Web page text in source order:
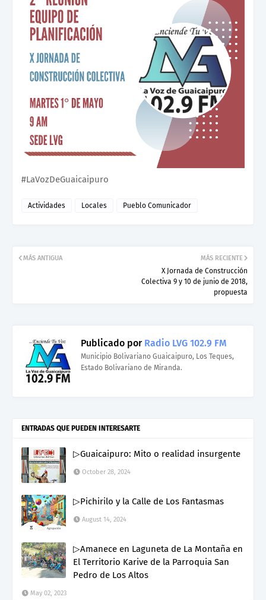
#LaVozDeGuaicaipuro
Actividades Locales Pueblo Comunicador
MÁS RECIENTE
X Jornada de Construcción
Colectiva 9 y 10 de junio de 2018,
propuesta
MÁS ANTIGUA
Publicado porRadio LVG 102.9 FM
Municipio Bolivariano Guaicaipuro, Los Teques,
Estado Bolivariano de Miranda.
ENTRADAS QUE PUEDEN INTERESARTE
▷Guaicaipuro: Mito o realidad insurgente
October 28, 2024
▷Pichirilo y la Calle de Los Fantasmas
August 14, 2024
▷Amanece en Laguneta de La Montaña en
El Territorio Karive de la Parroquia San
Pedro de Los Altos
May 02, 2023